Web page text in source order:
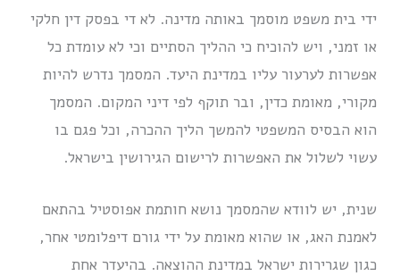
ידי בית משפט מוסמך באותה מדינה. לא די בפסק דין חלקי
או זמני, ויש להוכיח כי ההליך הסתיים וכי לא עומדת כל
אפשרות לערעור עליו במדינת היעד. המסמך נדרש להיות
מקורי, מאומת כדין, ובר תוקף לפי דיני המקום. המסמך
הוא הבסיס המשפטי להמשך הליך ההכרה, וכל פגם בו
עשוי לשלול את האפשרות לרישום הגירושין בישראל.
שנית, יש לוודא שהמסמך נושא חותמת אפוסטיל בהתאם
לאמנת האג, או שהוא מאומת על ידי גורם דיפלומטי אחר,
כגון שגרירות ישראל במדינת ההוצאה. בהיעדר אחת